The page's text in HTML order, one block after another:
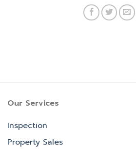
Our Services
Inspection
Property Sales